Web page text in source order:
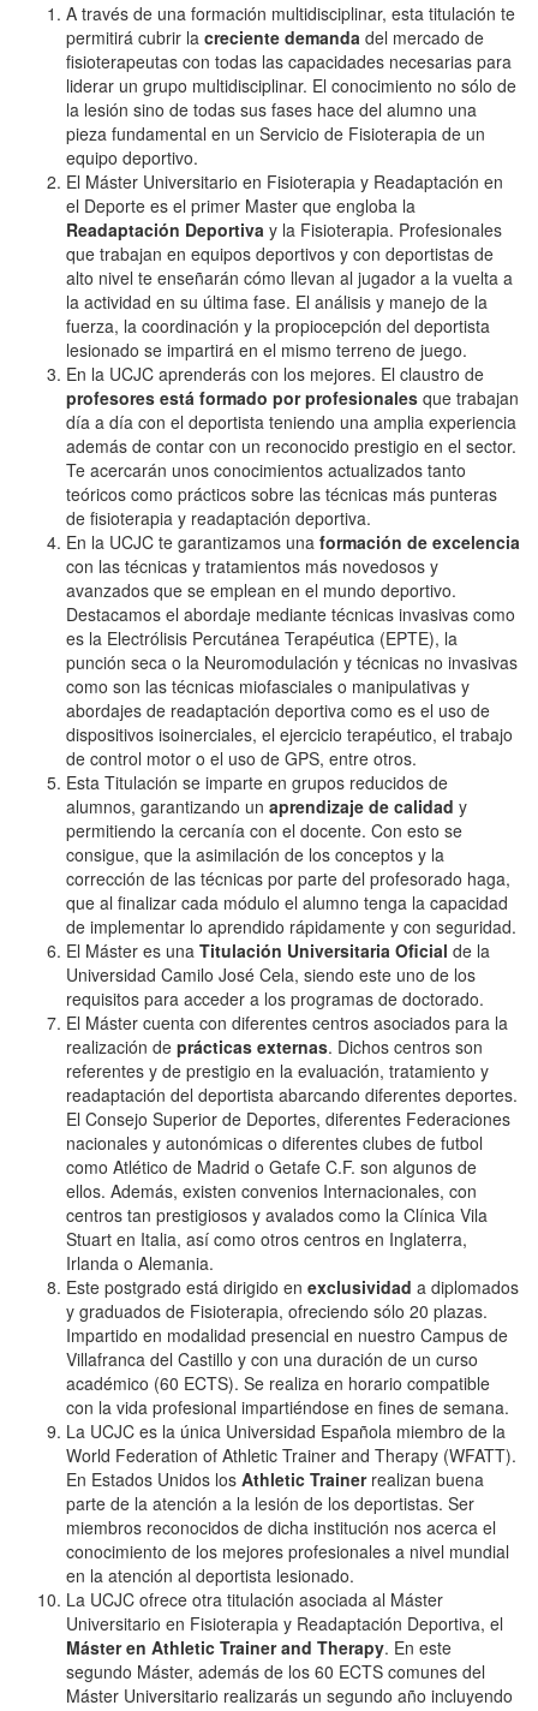
A través de una formación multidisciplinar, esta titulación te
permitirá cubrir la creciente demanda del mercado de
fisioterapeutas con todas las capacidades necesarias para
liderar un grupo multidisciplinar. El conocimiento no sólo de
la lesión sino de todas sus fases hace del alumno una
pieza fundamental en un Servicio de Fisioterapia de un
equipo deportivo.
El Máster Universitario en Fisioterapia y Readaptación en
el Deporte es el primer Master que engloba la
Readaptación Deportiva y la Fisioterapia. Profesionales
que trabajan en equipos deportivos y con deportistas de
alto nivel te enseñarán cómo llevan al jugador a la vuelta a
la actividad en su última fase. El análisis y manejo de la
fuerza, la coordinación y la propiocepción del deportista
lesionado se impartirá en el mismo terreno de juego.
En la UCJC aprenderás con los mejores. El claustro de
profesores está formado por profesionales que trabajan
día a día con el deportista teniendo una amplia experiencia
además de contar con un reconocido prestigio en el sector.
Te acercarán unos conocimientos actualizados tanto
teóricos como prácticos sobre las técnicas más punteras
de fisioterapia y readaptación deportiva.
En la UCJC te garantizamos una formación de excelencia
con las técnicas y tratamientos más novedosos y
avanzados que se emplean en el mundo deportivo.
Destacamos el abordaje mediante técnicas invasivas como
es la Electrólisis Percutánea Terapéutica (EPTE), la
punción seca o la Neuromodulación y técnicas no invasivas
como son las técnicas miofasciales o manipulativas y
abordajes de readaptación deportiva como es el uso de
dispositivos isoinerciales, el ejercicio terapéutico, el trabajo
de control motor o el uso de GPS, entre otros.
Esta Titulación se imparte en grupos reducidos de
alumnos, garantizando un aprendizaje de calidad y
permitiendo la cercanía con el docente. Con esto se
consigue, que la asimilación de los conceptos y la
corrección de las técnicas por parte del profesorado haga,
que al finalizar cada módulo el alumno tenga la capacidad
de implementar lo aprendido rápidamente y con seguridad.
El Máster es una Titulación Universitaria Oficial de la
Universidad Camilo José Cela, siendo este uno de los
requisitos para acceder a los programas de doctorado.
El Máster cuenta con diferentes centros asociados para la
realización de prácticas externas. Dichos centros son
referentes y de prestigio en la evaluación, tratamiento y
readaptación del deportista abarcando diferentes deportes.
El Consejo Superior de Deportes, diferentes Federaciones
nacionales y autonómicas o diferentes clubes de futbol
como Atlético de Madrid o Getafe C.F. son algunos de
ellos. Además, existen convenios Internacionales, con
centros tan prestigiosos y avalados como la Clínica Vila
Stuart en Italia, así como otros centros en Inglaterra,
Irlanda o Alemania.
Este postgrado está dirigido en exclusividad a diplomados
y graduados de Fisioterapia, ofreciendo sólo 20 plazas.
Impartido en modalidad presencial en nuestro Campus de
Villafranca del Castillo y con una duración de un curso
académico (60 ECTS). Se realiza en horario compatible
con la vida profesional impartiéndose en fines de semana.
La UCJC es la única Universidad Española miembro de la
World Federation of Athletic Trainer and Therapy (WFATT).
En Estados Unidos los Athletic Trainerrealizan buena
parte de la atención a la lesión de los deportistas. Ser
miembros reconocidos de dicha institución nos acerca el
conocimiento de los mejores profesionales a nivel mundial
en la atención al deportista lesionado.
La UCJC ofrece otra titulación asociada al Máster
Universitario en Fisioterapia y Readaptación Deportiva, el
Máster en Athletic Trainer and Therapy. En este
segundo Máster, además de los 60 ECTS comunes del
Máster Universitario realizarás un segundo año incluyendo